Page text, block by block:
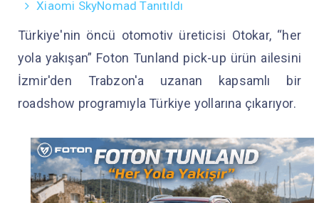
Xiaomi SkyNomad Tanıtıldı
Türkiye'nin öncü otomotiv üreticisi Otokar, “her
yola yakışan” Foton Tunland pick-up ürün ailesini
İzmir'den Trabzon'a uzanan kapsamlı bir
roadshow programıyla Türkiye yollarına çıkarıyor.